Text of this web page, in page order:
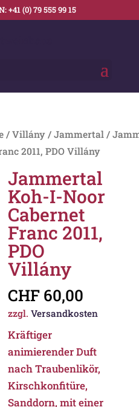
+41 (0) 79 555 99 15
/ Villány/ Jammertal/
2011, PDO Villány
Jammertal
Koh-I-Noor
Cabernet
Franc 2011,
PDO
Villány
CHF 60,00
zzgl.Versandkosten
Kräftiger
animierender Duft
nach Traubenlikör,
Kirschkonfitüre,
Sanddorn, mit einer